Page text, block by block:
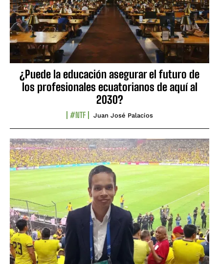
¿Puede la educación asegurar el futuro de
los profesionales ecuatorianos de aquí al
2030?
#NTF Juan José Palacios